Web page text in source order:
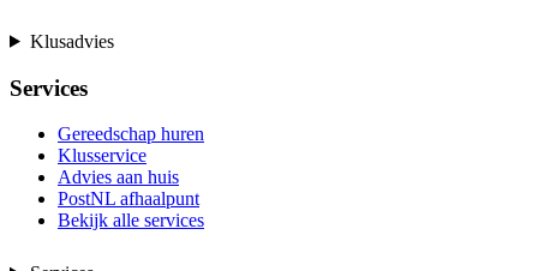
Klusadvies
Services
Gereedschap huren
Klusservice
Advies aan huis
PostNL afhaalpunt
Bekijk alle services